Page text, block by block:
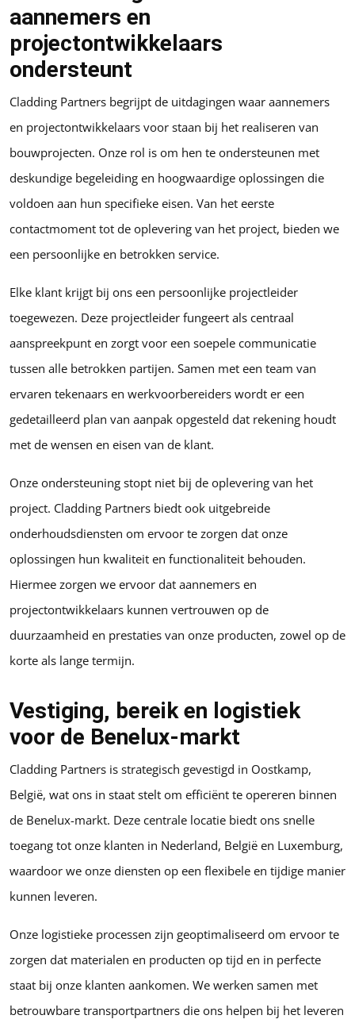
aannemers en
projectontwikkelaars
ondersteunt
Cladding Partners begrijpt de uitdagingen waar aannemers
en projectontwikkelaars voor staan bij het realiseren van
bouwprojecten. Onze rol is om hen te ondersteunen met
deskundige begeleiding en hoogwaardige oplossingen die
voldoen aan hun specifieke eisen. Van het eerste
contactmoment tot de oplevering van het project, bieden we
een persoonlijke en betrokken service.
Elke klant krijgt bij ons een persoonlijke projectleider
toegewezen. Deze projectleider fungeert als centraal
aanspreekpunt en zorgt voor een soepele communicatie
tussen alle betrokken partijen. Samen met een team van
ervaren tekenaars en werkvoorbereiders wordt er een
gedetailleerd plan van aanpak opgesteld dat rekening houdt
met de wensen en eisen van de klant.
Onze ondersteuning stopt niet bij de oplevering van het
project. Cladding Partners biedt ook uitgebreide
onderhoudsdiensten om ervoor te zorgen dat onze
oplossingen hun kwaliteit en functionaliteit behouden.
Hiermee zorgen we ervoor dat aannemers en
projectontwikkelaars kunnen vertrouwen op de
duurzaamheid en prestaties van onze producten, zowel op de
korte als lange termijn.
Vestiging, bereik en logistiek
voor de Benelux-markt
Cladding Partners is strategisch gevestigd in Oostkamp,
België, wat ons in staat stelt om efficiënt te opereren binnen
de Benelux-markt. Deze centrale locatie biedt ons snelle
toegang tot onze klanten in Nederland, België en Luxemburg,
waardoor we onze diensten op een flexibele en tijdige manier
kunnen leveren.
Onze logistieke processen zijn geoptimaliseerd om ervoor te
zorgen dat materialen en producten op tijd en in perfecte
staat bij onze klanten aankomen. We werken samen met
betrouwbare transportpartners die ons helpen bij het leveren